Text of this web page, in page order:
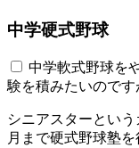
中学硬式野球
中学軟式野球を
験を積みたいのです
シニアスターとい
月まで硬式野球塾